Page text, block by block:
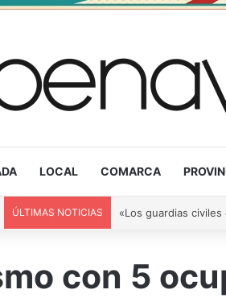
LOCAL COMARCA
ÚLTIMAS NOTICIAS
con 5